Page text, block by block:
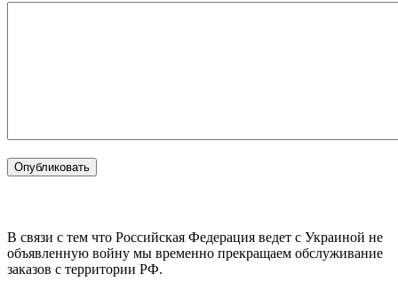
В связи с тем что Российская Федерация ведет с Украиной не
объявленную войну мы временно прекращаем обслуживание
заказов с территории РФ.